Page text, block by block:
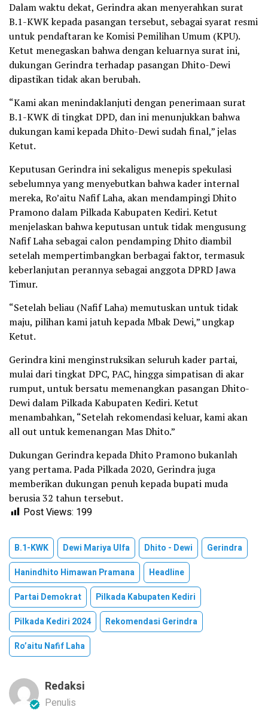
Dalam waktu dekat, Gerindra akan menyerahkan surat
B.1-KWK kepada pasangan tersebut, sebagai syarat resmi
untuk pendaftaran ke Komisi Pemilihan Umum (KPU).
Ketut menegaskan bahwa dengan keluarnya surat ini,
dukungan Gerindra terhadap pasangan Dhito-Dewi
dipastikan tidak akan berubah.
“Kami akan menindaklanjuti dengan penerimaan surat
B.1-KWK di tingkat DPD, dan ini menunjukkan bahwa
dukungan kami kepada Dhito-Dewi sudah final,” jelas
Ketut.
Keputusan Gerindra ini sekaligus menepis spekulasi
sebelumnya yang menyebutkan bahwa kader internal
mereka, Ro’aitu Nafif Laha, akan mendampingi Dhito
Pramono dalam Pilkada Kabupaten Kediri. Ketut
menjelaskan bahwa keputusan untuk tidak mengusung
Nafif Laha sebagai calon pendamping Dhito diambil
setelah mempertimbangkan berbagai faktor, termasuk
keberlanjutan perannya sebagai anggota DPRD Jawa
Timur.
“Setelah beliau (Nafif Laha) memutuskan untuk tidak
maju, pilihan kami jatuh kepada Mbak Dewi,” ungkap
Ketut.
Gerindra kini menginstruksikan seluruh kader partai,
mulai dari tingkat DPC, PAC, hingga simpatisan di akar
rumput, untuk bersatu memenangkan pasangan Dhito-
Dewi dalam Pilkada Kabupaten Kediri. Ketut
menambahkan, “Setelah rekomendasi keluar, kami akan
all out untuk kemenangan Mas Dhito.”
Dukungan Gerindra kepada Dhito Pramono bukanlah
yang pertama. Pada Pilkada 2020, Gerindra juga
memberikan dukungan penuh kepada bupati muda
berusia 32 tahun tersebut.
Post Views: 199
B.1-KWK Dewi Mariya Ulfa Dhito - Dewi
Gerindra
Hanindhito Himawan Pramana
Headline
Partai Demokrat
Pilkada Kabupaten Kediri
Pilkada Kediri 2024
Rekomendasi Gerindra
Ro’aitu Nafif Laha
Redaksi
Penulis